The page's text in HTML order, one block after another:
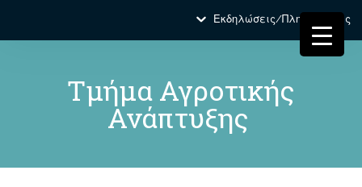
Εκδηλώσεις/Πληροφορίες
Τμήμα Αγροτικής
Ανάπτυξης